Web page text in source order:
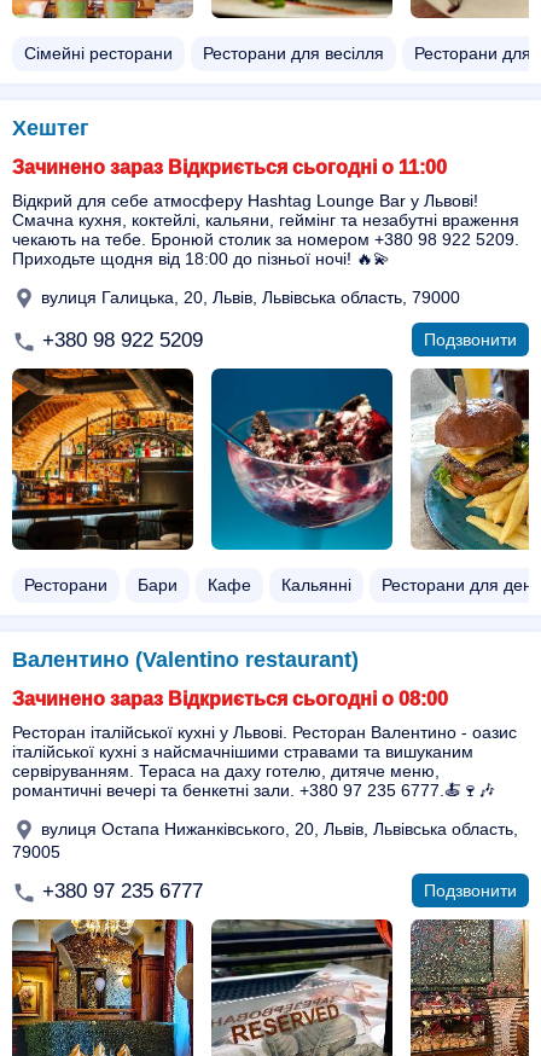
Сімейні ресторани Ресторани для весілля Ресторани для
Хештег
Зачинено зараз Відкриється сьогодні о 11:00
Відкрий для себе атмосферу Hashtag Lounge Bar у Львові!
Смачна кухня, коктейлі, кальяни, геймінг та незабутні враження
чекають на тебе. Бронюй столик за номером +380 98 922 5209.
Приходьте щодня від 18:00 до пізньої ночі! 🔥💫
вулиця Галицька, 20, Львів, Львівська область, 79000
+380 98 922 5209 Подзвонити
Ресторани Бари Кафе Кальянні Ресторани для
Валентино (Valentino restaurant)
Зачинено зараз Відкриється сьогодні о 08:00
Ресторан італійської кухні у Львові. Ресторан Валентино - оазис
італійської кухні з найсмачнішими стравами та вишуканим
сервіруванням. Тераса на даху готелю, дитяче меню,
романтичні вечері та бенкетні зали. +380 97 235 6777.🍝🍷🎶
вулиця Остапа Нижанківського, 20, Львів, Львівська область,
79005
+380 97 235 6777 Подзвонити